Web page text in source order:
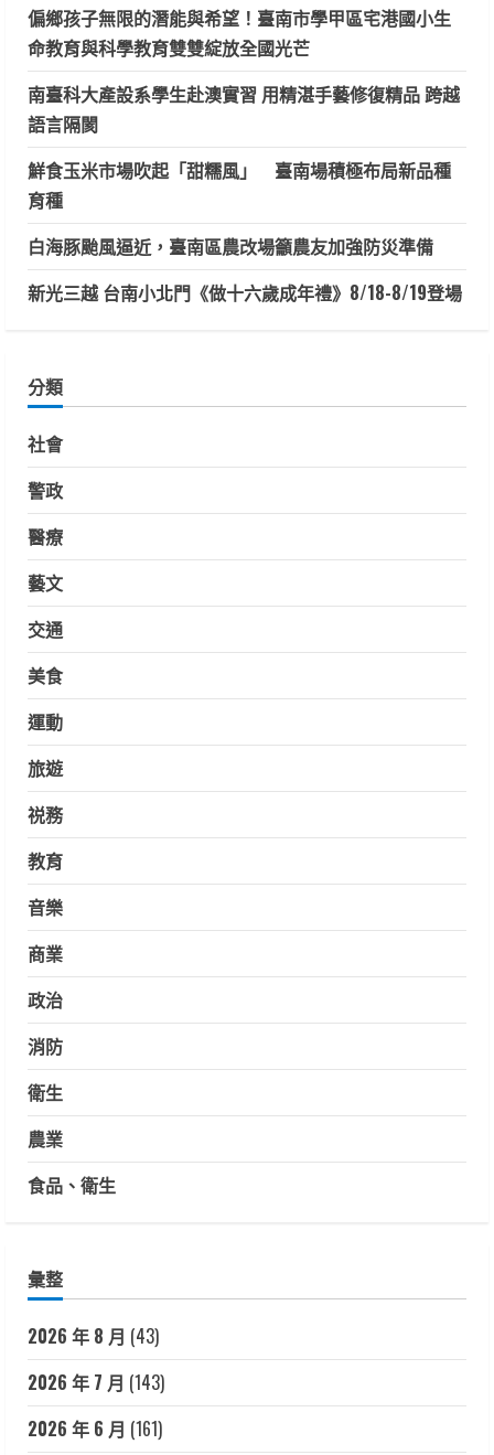
偏鄉孩子無限的潛能與希望！臺南市學甲區宅港國小生
命教育與科學教育雙雙綻放全國光芒
南臺科大產設系學生赴澳實習 用精湛手藝修復精品 跨越
語言隔閡
鮮食玉米市場吹起「甜糯風」 臺南場積極布局新品種
育種
白海豚颱風逼近，臺南區農改場籲農友加強防災準備
新光三越 台南小北門《做十六歲成年禮》8/18-8/19登場
分類
社會
警政
醫療
藝文
交通
美食
運動
旅遊
祱務
教育
音樂
商業
政治
消防
衛生
農業
食品、衛生
彙整
2026 年 8 月 (43)
2026 年 7 月 (143)
2026 年 6 月 (161)